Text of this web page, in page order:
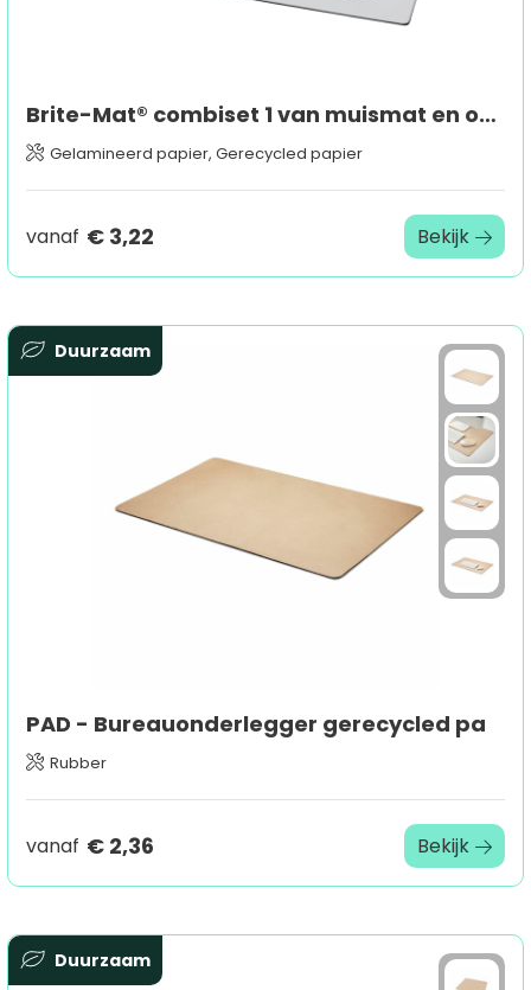
Brite-Mat® combiset 1 van muismat en onderzetter
Gelamineerd papier, Gerecycled papier
vanaf € 3,22 Bekijk
Duurzaam
PAD - Bureauonderlegger gerecycled pa
Rubber
vanaf € 2,36 Bekijk
Duurzaam